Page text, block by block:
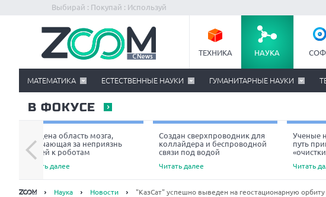
Выбирай : Покупай : Используй
ТЕХНИКА НАУКА
МАТЕМАТИКА ЕСТЕСТВЕННЫЕ НАУКИ ГУМАНИТАРНЫЕ НАУКИ
В ФОКУСЕ
Найдена область мозга,
отвечающая за неприязнь
людей к роботам
Читать далее
Создан сверхпроводник для
коллайдера и беспроводной
связи под водой
Читать далее
Ученые
путь
Читать
Наука Новости "КазСат" успешно выведен на геостационарную орбиту